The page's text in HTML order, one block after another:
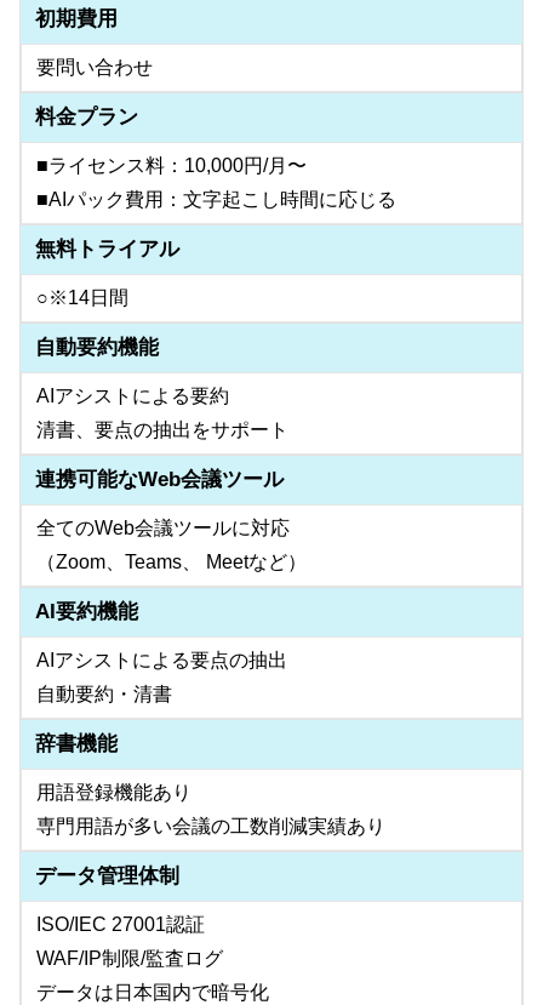
初期費用
要問い合わせ
料金プラン
■ライセンス料：10,000円/月〜
■AIパック費用：文字起こし時間に応じる
無料トライアル
○※14日間
自動要約機能
AIアシストによる要約
清書、要点の抽出をサポート
連携可能なWeb会議ツール
全てのWeb会議ツールに対応
（Zoom、Teams、 Meetなど）
AI要約機能
AIアシストによる要点の抽出
自動要約・清書
辞書機能
用語登録機能あり
専門用語が多い会議の工数削減実績あり
データ管理体制
ISO/IEC 27001認証
WAF/IP制限/監査ログ
データは日本国内で暗号化